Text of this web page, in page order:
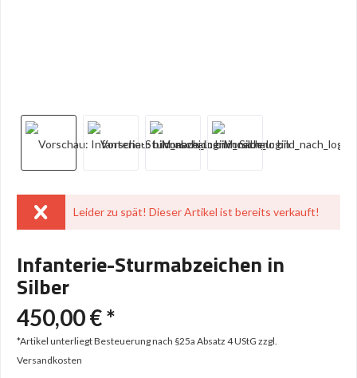
Leider zu spät! Dieser Artikel ist bereits verkauft!
Infanterie-Sturmabzeichen in
Silber
450,00 € *
*Artikel unterliegt Besteuerung nach §25a Absatz 4 UStG zzgl.
Versandkosten